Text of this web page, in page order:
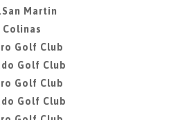
Martin
Colinas
Golf Club
Golf Club
Golf Club
Golf Club